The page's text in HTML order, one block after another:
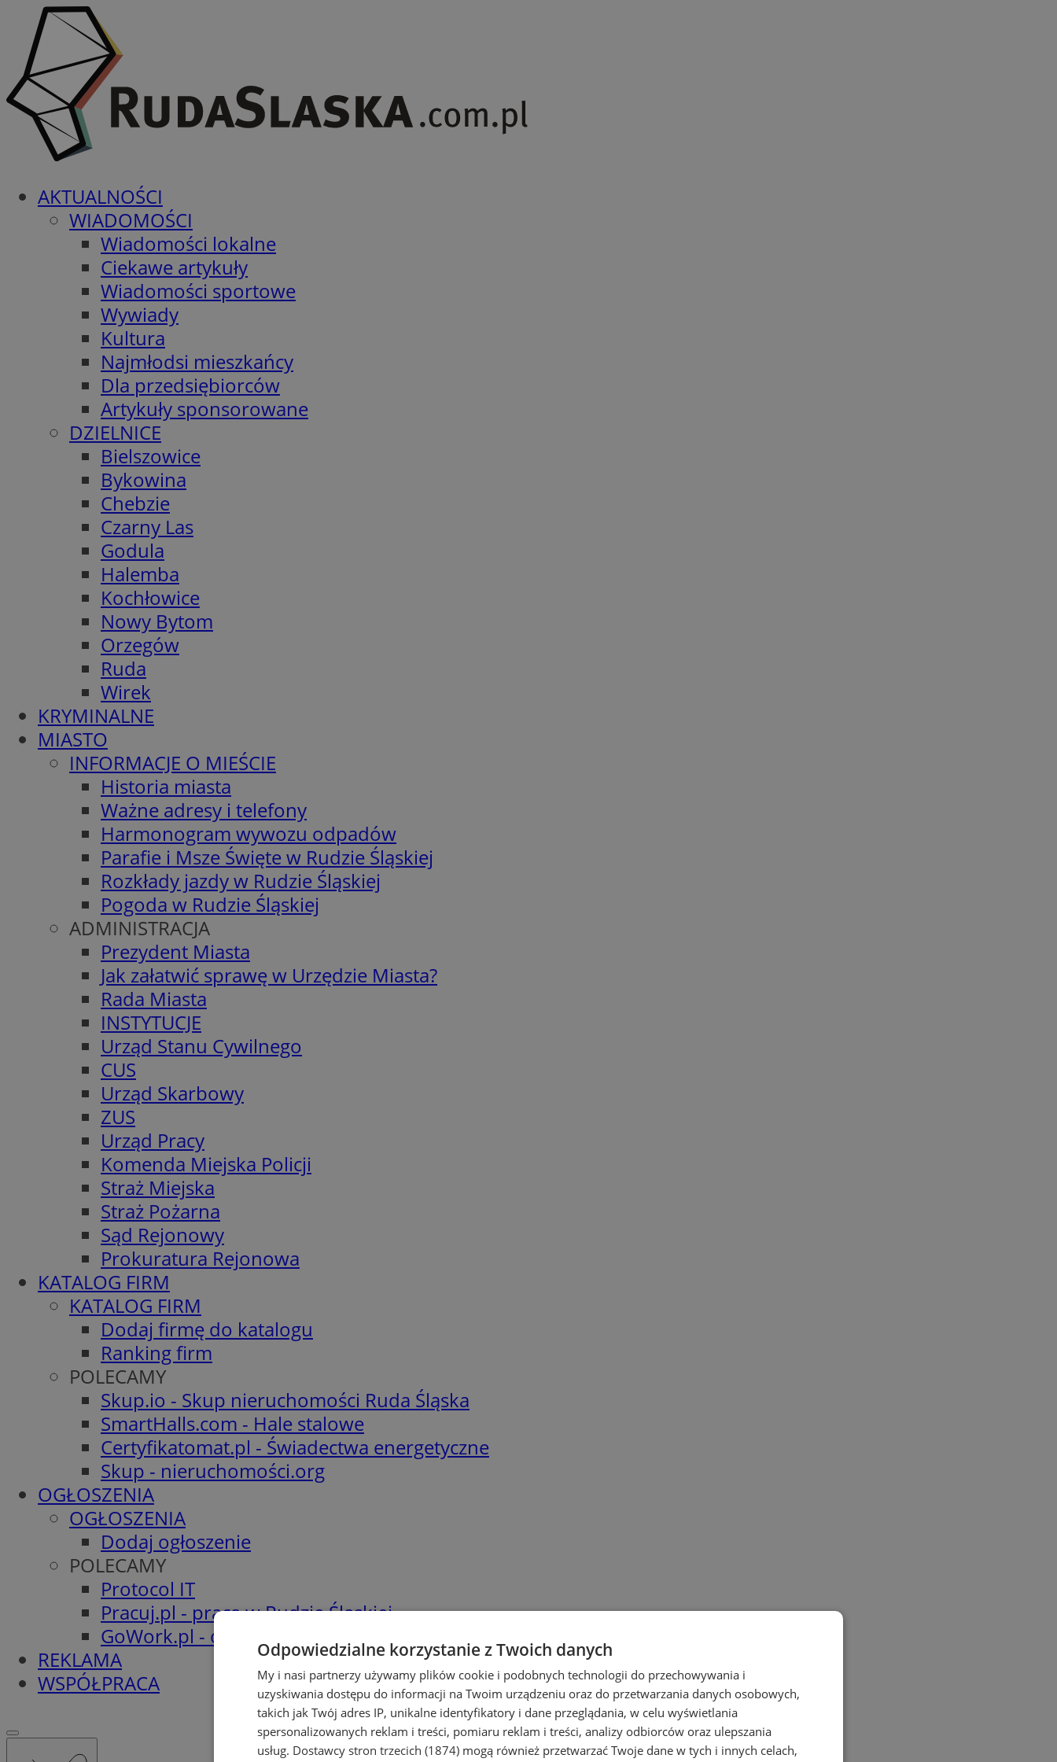
AKTUALNOŚCI
WIADOMOŚCI
Wiadomości lokalne
Ciekawe artykuły
Wiadomości sportowe
Wywiady
Kultura
Najmłodsi mieszkańcy
Dla przedsiębiorców
Artykuły sponsorowane
DZIELNICE
Bielszowice
Bykowina
Chebzie
Czarny Las
Godula
Halemba
Kochłowice
Nowy Bytom
Orzegów
Ruda
Wirek
KRYMINALNE
MIASTO
INFORMACJE O MIEŚCIE
Historia miasta
Ważne adresy i telefony
Harmonogram wywozu odpadów
Parafie i Msze Święte w Rudzie Śląskiej
Rozkłady jazdy w Rudzie Śląskiej
Pogoda w Rudzie Śląskiej
ADMINISTRACJA
Prezydent Miasta
Jak załatwić sprawę w Urzędzie Miasta?
Rada Miasta
INSTYTUCJE
Urząd Stanu Cywilnego
CUS
Urząd Skarbowy
ZUS
Urząd Pracy
Komenda Miejska Policji
Straż Miejska
Straż Pożarna
Sąd Rejonowy
Prokuratura Rejonowa
KATALOG FIRM
KATALOG FIRM
Dodaj firmę do katalogu
Ranking firm
POLECAMY
Skup.io - Skup nieruchomości Ruda Śląska
SmartHalls.com - Hale stalowe
Certyfikatomat.pl - Świadectwa energetyczne
Skup - nieruchomości.org
OGŁOSZENIA
OGŁOSZENIA
Dodaj ogłoszenie
POLECAMY
Protocol IT
Pracuj.pl - praca w Rudzie Śląskiej
GoWork.pl - oferty pracy
REKLAMA
WSPÓŁPRACA
Odpowiedzialne korzystanie z Twoich danych
My i nasi partnerzy używamy plików cookie i podobnych technologii do przechowywania i
uzyskiwania dostępu do informacji na Twoim urządzeniu oraz do przetwarzania danych osobowych,
takich jak Twój adres IP, unikalne identyfikatory i dane przeglądania, w celu wyświetlania
spersonalizowanych reklam i treści, pomiaru reklam i treści, analizy odbiorców oraz ulepszania
usług. Dostawcy stron trzecich (1874) mogą również przetwarzać Twoje dane w tych i innych celach,